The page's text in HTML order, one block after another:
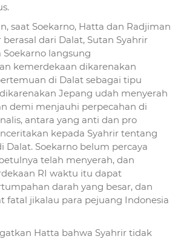
saat Soekarno, Hatta dan Radjiman
dari Dalat, Sutan Syahrir
langsung
kemerdekaan dikarenakan
di Dalat sebagai tipu
Jepang udah menyerah
demi menjauhi perpecahan di
antara yang anti dan pro
kepada Syahrir tentang
Dalat. Soekarno belum percaya
telah menyerah, dan
RI waktu itu dapat
darah yang besar, dan
fatal jikalau para pejuang Indonesia
Hatta bahwa Syahrir tidak